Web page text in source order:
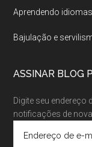
Aprendendo
Bajulação e
ASSINAR BLOG
Digite seu endereço
notificações de